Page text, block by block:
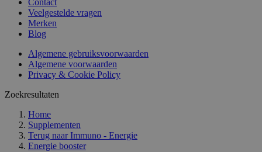
Contact
Veelgestelde vragen
Merken
Blog
Algemene gebruiksvoorwaarden
Algemene voorwaarden
Privacy & Cookie Policy
Zoekresultaten
Home
Supplementen
Terug naar Immuno - Energie
Energie booster